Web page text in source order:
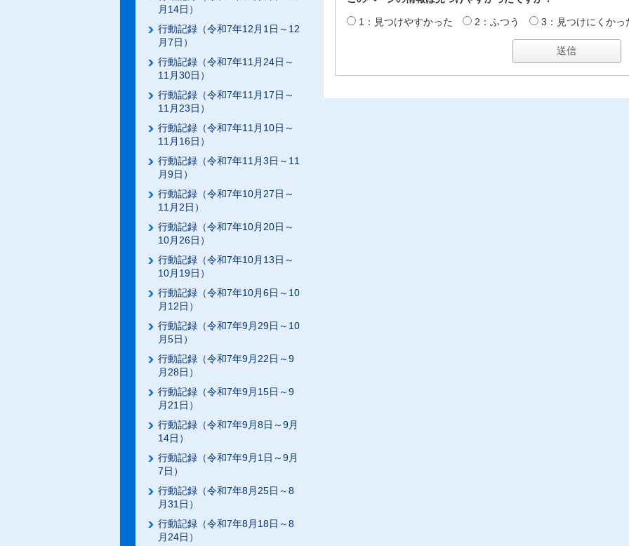
月14日）
行動記録（令和7年12月1日～12
月7日）
行動記録（令和7年11月24日～
11月30日）
行動記録（令和7年11月17日～
11月23日）
行動記録（令和7年11月10日～
11月16日）
行動記録（令和7年11月3日～11
月9日）
行動記録（令和7年10月27日～
11月2日）
行動記録（令和7年10月20日～
10月26日）
行動記録（令和7年10月13日～
10月19日）
行動記録（令和7年10月6日～10
月12日）
行動記録（令和7年9月29日～10
月5日）
行動記録（令和7年9月22日～9
月28日）
行動記録（令和7年9月15日～9
月21日）
行動記録（令和7年9月8日～9月
14日）
行動記録（令和7年9月1日～9月
7日）
行動記録（令和7年8月25日～8
月31日）
行動記録（令和7年8月18日～8
月24日）
1：見つけやすかった 2：ふつう 3：見つけにくかっ